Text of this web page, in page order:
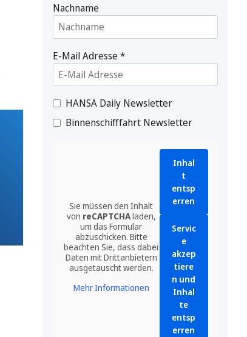
Nachname
E-Mail Adresse*
HANSA Daily Newsletter
Binnenschifffahrt Newsletter
Sie müssen den Inhalt
von reCAPTCHAladen,
um das Formular
abzuschicken. Bitte
beachten Sie, dass dabei
Daten mit Drittanbietern
ausgetauscht werden.
Mehr Informationen
Inhal
t
entsp
erren
Servic
e
akzep
tiere
n und
Inhal
te
entsp
erren